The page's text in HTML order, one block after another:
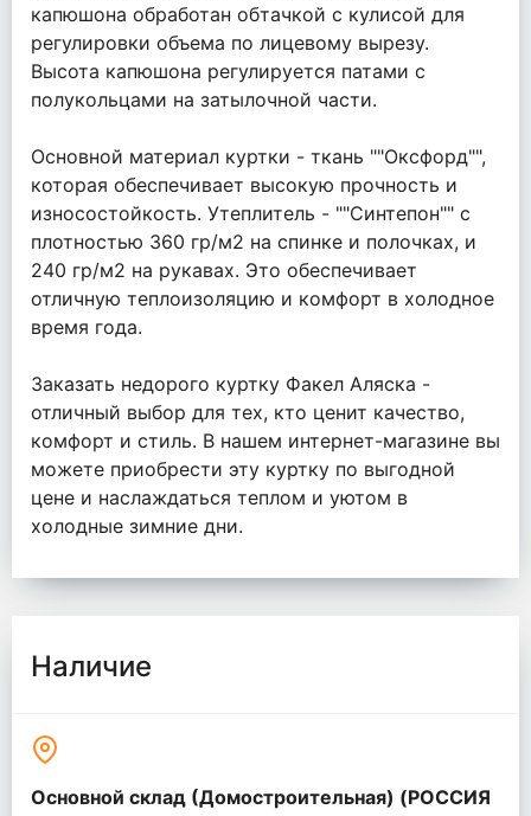
капюшона обработан обтачкой с кулисой для
регулировки объема по лицевому вырезу.
Высота капюшона регулируется патами с
полукольцами на затылочной части.
Основной материал куртки - ткань ""Оксфорд"",
которая обеспечивает высокую прочность и
износостойкость. Утеплитель - ""Синтепон"" с
плотностью 360 гр/м2 на спинке и полочках, и
240 гр/м2 на рукавах. Это обеспечивает
отличную теплоизоляцию и комфорт в холодное
время года.
Заказать недорого куртку Факел Аляска -
отличный выбор для тех, кто ценит качество,
комфорт и стиль. В нашем интернет-магазине вы
можете приобрести эту куртку по выгодной
цене и наслаждаться теплом и уютом в
холодные зимние дни.
Наличие
Основной склад (Домостроительная) (РОССИЯ